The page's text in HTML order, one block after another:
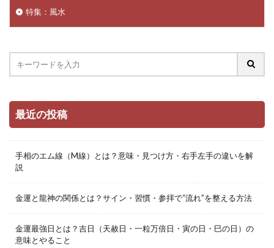
特集：風水
最近の投稿
手相のエム線（M線）とは？意味・見つけ方・右手左手の違いを解
説
金運と龍神の関係とは？サイン・習慣・参拝で“流れ”を整える方法
金運最強日とは？吉日（天赦日・一粒万倍日・寅の日・巳の日）の
意味とやること